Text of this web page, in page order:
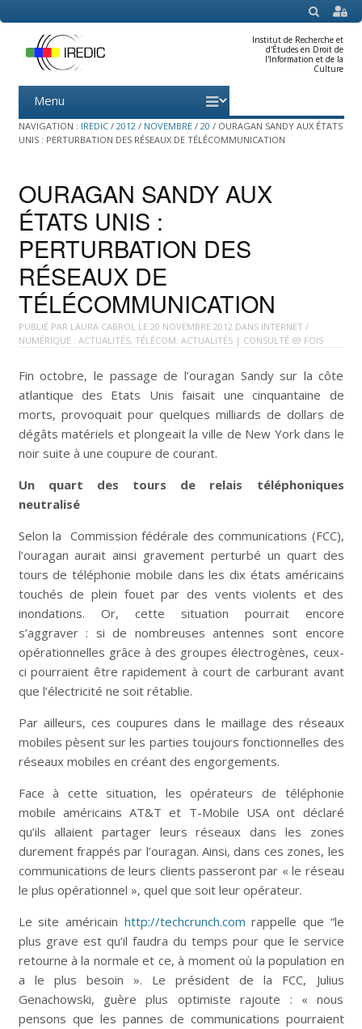
SEARCH
Institut de Recherche et
d'Études en Droit de
l'Information et de la
Culture
Menu
content
NAVIGATION : IREDIC / 2012 / NOVEMBRE / 20 / OURAGAN SANDY AUX ÉTATS
UNIS : PERTURBATION DES RÉSEAUX DE TÉLÉCOMMUNICATION
OURAGAN SANDY AUX
ÉTATS UNIS :
PERTURBATION DES
RÉSEAUX DE
TÉLÉCOMMUNICATION
PUBLIÉ PAR LAURA CABROL LE 20 NOVEMBRE 2012 DANS INTERNET /
NUMÉRIQUE : ACTUALITÉS, TÉLÉCOM: ACTUALITÉS| CONSULTÉ 69 FOIS
Fin octobre, le passage de l’ouragan Sandy sur la côte
atlantique des Etats Unis faisait une cinquantaine de
morts, provoquait pour quelques milliards de dollars de
dégâts matériels et plongeait la ville de New York dans le
noir suite à une coupure de courant.
Un quart des tours de relais téléphoniques
neutralisé
Selon la Commission fédérale des communications (FCC),
l’ouragan aurait ainsi gravement perturbé un quart des
tours de téléphonie mobile dans les dix états américains
touchés de plein fouet par des vents violents et des
inondations. Or, cette situation pourrait encore
s’aggraver : si de nombreuses antennes sont encore
opérationnelles grâce à des groupes électrogènes, ceux-
ci pourraient être rapidement à court de carburant avant
que l’électricité ne soit rétablie.
Par ailleurs, ces coupures dans le maillage des réseaux
mobiles pèsent sur les parties toujours fonctionnelles des
réseaux mobiles en créant des engorgements.
Face à cette situation, les opérateurs de téléphonie
mobile américains AT&T et T-Mobile USA ont déclaré
qu’ils allaient partager leurs réseaux dans les zones
durement frappés par l’ouragan. Ainsi, dans ces zones, les
communications de leurs clients passeront par « le réseau
le plus opérationnel », quel que soit leur opérateur.
Le site américain http://techcrunch.com rappelle que “le
plus grave est qu’il faudra du temps pour que le service
retourne à la normale et ce, à moment où la population en
a le plus besoin ». Le président de la FCC, Julius
Genachowski, guère plus optimiste rajoute : « nous
pensons que les pannes de communications pourraient